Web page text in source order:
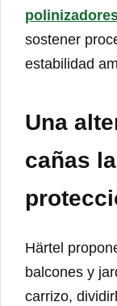
sostener
estabilidad
Una
cañas
Härtel
balcones y
carrizo,